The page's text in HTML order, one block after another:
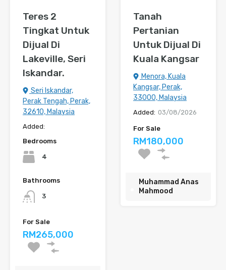
Teres 2
Tingkat Untuk
Dijual Di
Lakeville, Seri
Iskandar.
Seri Iskandar,
Perak Tengah, Perak,
32610, Malaysia
Added:
Bedrooms
4
Bathrooms
3
For Sale
RM265,000
Tanah
Pertanian
Untuk Dijual Di
Kuala Kangsar
Menora, Kuala
Kangsar, Perak,
33000, Malaysia
Added: 03/08/2026
For Sale
RM180,000
Muhammad Anas
Mahmood